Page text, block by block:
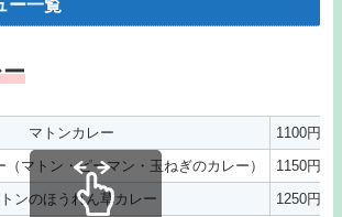
ー一覧
マトンカレー
1100円
マトン・ピーマン・玉ねぎのカレー）
1150円
ンのほうれん草カレー
1250円